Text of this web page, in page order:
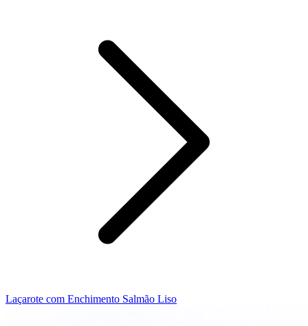
Laçarote com Enchimento Salmão Liso